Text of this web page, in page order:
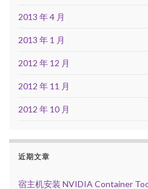
2013 年 4 月
2013 年 1 月
2012 年 12 月
2012 年 11 月
2012 年 10 月
近期文章
宿主机安装 NVIDIA Container